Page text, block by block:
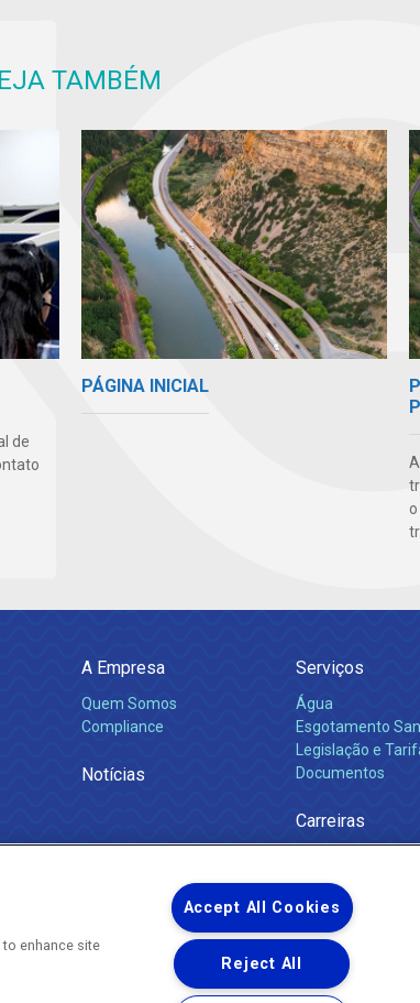
TAMBÉM
de
PÁGINA INICIAL
A Empresa
Quem Somos
Compliance
Notícias
Serviços
Água
Esgotamento
Legislação e
Documentos
Carreiras
Copyright ® 2026 - Todos os Direitos Reservados.
enhance site
Accept All Cookies
Reject All